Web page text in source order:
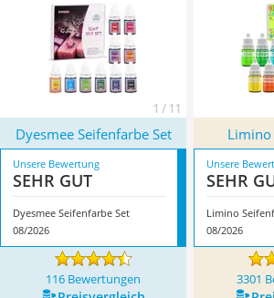
ModellDyesmee Seifenfarbe Set mit
1 / 11
Dyesmee Seifenfarbe Set Limino
Unsere Bewertung
SEHR GUT
Dyesmee Seifenfarbe Set
08/2026
Unsere
SEHR
Limino
08/2026
116 Bewertungen 3301